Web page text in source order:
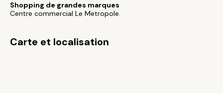
Shopping de grandes marques
Centre commercial Le Metropole.
Carte et localisation